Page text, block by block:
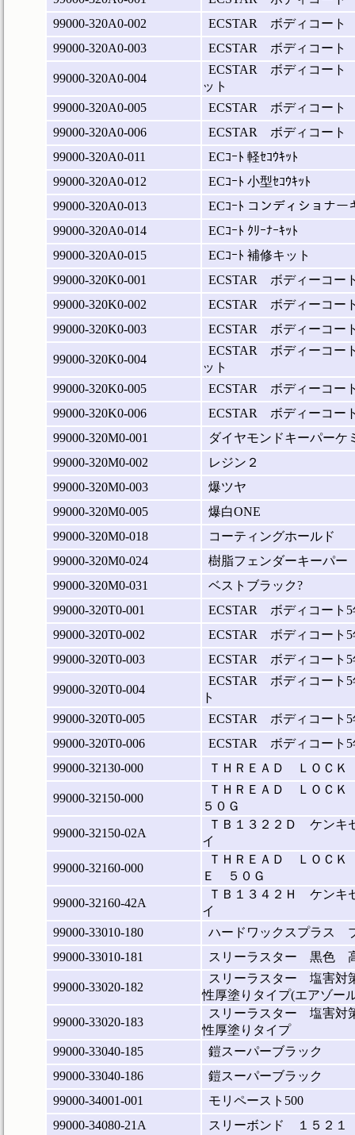
99000-320A0-002
ECSTAR ボディコー
99000-320A0-003
ECSTAR ボディコー
99000-320A0-004
ECSTAR ボディコー
ット
99000-320A0-005
ECSTAR ボディコー
99000-320A0-006
ECSTAR ボディコー
99000-320A0-011
ECｺｰﾄ 軽ｾｺｳｷｯﾄ
99000-320A0-012
ECｺｰﾄ 小型ｾｺｳｷｯﾄ
99000-320A0-013
ECｺｰﾄ コンディショナー
99000-320A0-014
ECｺｰﾄ ｸﾘｰﾅｰｷｯﾄ
99000-320A0-015
ECｺｰﾄ 補修キット
99000-320K0-001
ECSTAR ボディーコー
99000-320K0-002
ECSTAR ボディーコー
99000-320K0-003
ECSTAR ボディーコー
99000-320K0-004
ECSTAR ボディーコー
ット
99000-320K0-005
ECSTAR ボディーコー
99000-320K0-006
ECSTAR ボディーコー
99000-320M0-001
ダイヤモンドキーパーケ
99000-320M0-002
レジン２
99000-320M0-003
爆ツヤ
99000-320M0-005
爆白ONE
99000-320M0-018
コーティングホールド
99000-320M0-024
樹脂フェンダーキーパー
99000-320M0-031
ベストブラック?
99000-320T0-001
ECSTAR ボディコート
99000-320T0-002
ECSTAR ボディコート
99000-320T0-003
ECSTAR ボディコート
99000-320T0-004
ECSTAR ボディコート
ト
99000-320T0-005
ECSTAR ボディコート
99000-320T0-006
ECSTAR ボディコート
99000-32130-000
ＴＨＲＥＡＤ ＬＯＣＫ
99000-32150-000
ＴＨＲＥＡＤ ＬＯＣ
５０Ｇ
99000-32150-02A
ＴＢ１３２２Ｄ ケンキ
イ
99000-32160-000
ＴＨＲＥＡＤ ＬＯＣ
Ｅ ５０Ｇ
99000-32160-42A
ＴＢ１３４２Ｈ ケンキ
イ
99000-33010-180
ハードワックスプラス
99000-33010-181
スリーラスター 黒色
99000-33020-182
スリーラスター 塩害
性厚塗りタイプ(エアゾー
99000-33020-183
スリーラスター 塩害
性厚塗りタイプ
99000-33040-185
鎧スーパーブラック
99000-33040-186
鎧スーパーブラック
99000-34001-001
モリペースト500
99000-34080-21A
スリーボンド １５２１